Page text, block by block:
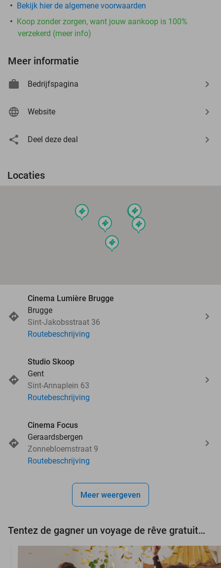
Bekijk hier de algemene voorwaarden
Koop zonder zorgen, want jouw aankoop is 100%
verzekerd (meer info)
Meer informatie
Bedrijfspagina
Website
Deel deze deal
Locaties
events
events
events
events
events
events
Cinema Lumière Brugge
Brugge
Sint-Jakobsstraat 36
Routebeschrijving
Studio Skoop
Gent
Sint-Annaplein 63
Routebeschrijving
Cinema Focus
Geraardsbergen
Zonnebloemstraat 9
Routebeschrijving
Meer weergeven
Tentez de gagner un voyage de rêve gratuit d'une valeur de 3.000 € !